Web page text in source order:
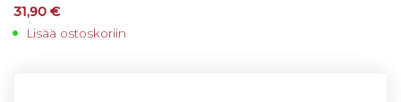
31,90 €
Lisää ostoskoriin